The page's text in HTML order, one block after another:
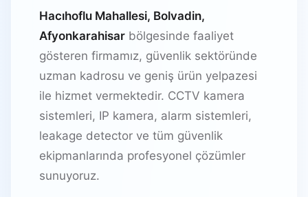
Hacıhoflu Mahallesi, Bolvadin,
Afyonkarahisar bölgesinde faaliyet
gösteren firmamız, güvenlik sektöründe
uzman kadrosu ve geniş ürün yelpazesi
ile hizmet vermektedir. CCTV kamera
sistemleri, IP kamera, alarm sistemleri,
leakage detector ve tüm güvenlik
ekipmanlarında profesyonel çözümler
sunuyoruz.